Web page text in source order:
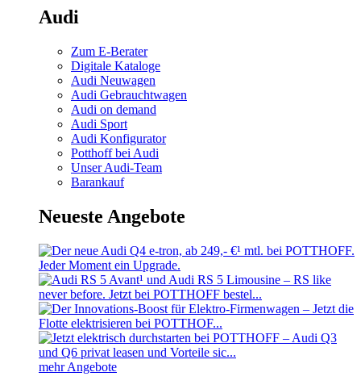
Audi
Zum E-Berater
Digitale Kataloge
Audi Neuwagen
Audi Gebrauchtwagen
Audi on demand
Audi Sport
Audi Konfigurator
Potthoff bei Audi
Unser Audi-Team
Barankauf
Neueste Angebote
mehr Angebote